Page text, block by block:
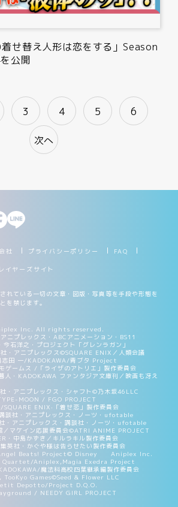
せ替え人形は恋をする」Season
公開
3 4 5 6
次へ
社 プライバシーポリシー FAQ
イヤーズサイト
れている一切の文章・図版・写真等を手段や形態を
を禁じます。
Inc. All rights reserved.
プレックス・ABCアニメーション・BS11
石洋之・プロジェクト「グレンラガン」
・アニプレックス©SQUARE ENIX／人類会議
田 一/KADOKAWA/青ブタ Project
ゲームス /「ライザのアトリエ」製作委員会
・KADOKAWA ファンタジア文庫刊／映画も冴え
・アニプレックス・シャフト©乃木坂46LLC
MOON / FGO PROJECT
ENIX·「着せ恋」製作委員会
談社・アニプレックス・ノーツ・ufotable
・アニプレックス・講談社・ノーツ・ufotable
マケイン応援委員会©ATRI ANIME PROJECT
・中島かずき／キルラキル製作委員会
英社・かぐや様は告らせたい製作委員会
Beats! Project© Disney Aniplex Inc.
Quartet/Aniplex,Magia Exedra Project
魔法科高校四葉継承編製作委員会
Games©Seed & Flower LLC
Depotto/Project D.Q.O.
/ NEEDY GIRL PROJECT